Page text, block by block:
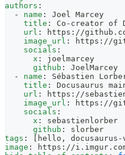
authors :
-
name :
Joel Marcey
title : Co - creator of
url : https : //
image_url : https : //
socials :
x :
joelmarcey
github :
JoelMarcey
-
name :
Sébastien
title :
Docusaurus
url : https : //
image_url : https : //
socials :
x :
sebastienlorber
github :
slorber
tags : hello , docusaurus -
image : https : //